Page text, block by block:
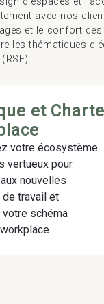
avec nos
et le confort
les thématiques
et Charte
votre écosystème
vertueux pour
nouvelles
travail et
schéma